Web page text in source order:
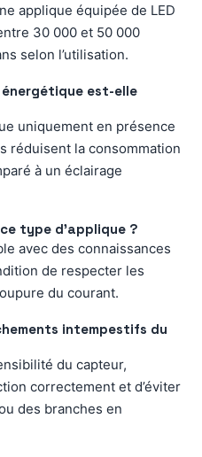
applique équipée de LED
30 000 et 50 000
selon l’utilisation.
énergétique est-elle
uniquement en présence
réduisent la consommation
à un éclairage
type d’applique ?
avec des connaissances
de respecter les
du courant.
intempestifs du
du capteur,
correctement et d’éviter
des branches en